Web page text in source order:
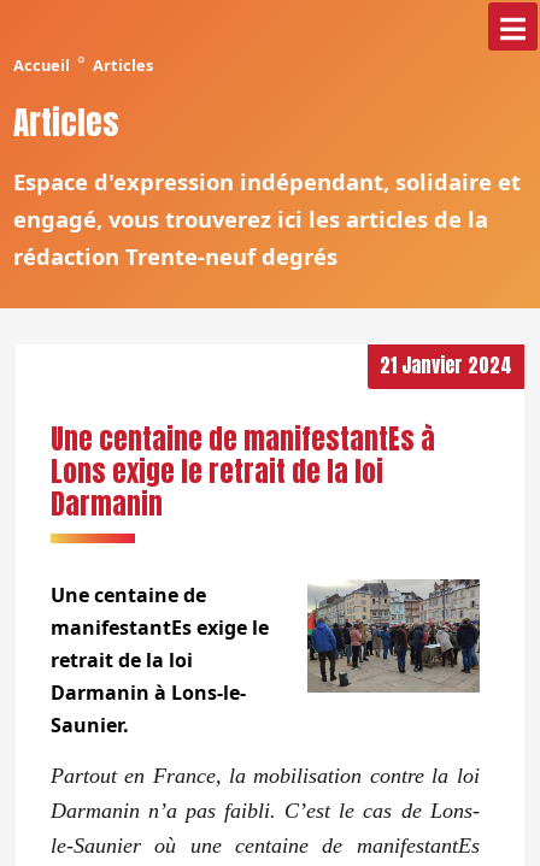
Accueil ° Articles
Articles
Espace d'expression indépendant, solidaire et
engagé, vous trouverez ici les articles de la
rédaction Trente-neuf degrés
21 Janvier 2024
Une centaine de manifestantEs à
Lons exige le retrait de la loi
Darmanin
Une centaine de
manifestantEs exige le
retrait de la loi
Darmanin à Lons-le-
Saunier.
Partout en France, la mobilisation contre la loi
Darmanin n’a pas faibli. C’est le cas de Lons-
le-Saunier où une centaine de manifestantEs